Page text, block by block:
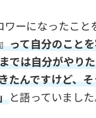
ーになったこと
って自分のこと
では自分がやり
たんですけど、
と語っていました